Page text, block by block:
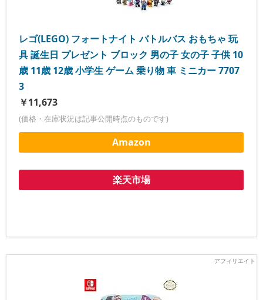
レゴ(LEGO) フォートナイト バトルバス おもちゃ 玩
具 誕生日 プレゼント ブロック 男の子 女の子 子供 10
歳 11歳 12歳 小学生 ゲーム 乗り物 車 ミニカー 7707
3
￥11,673
(価格・在庫状況は記事公開時点のものです)
Amazon
楽天市場